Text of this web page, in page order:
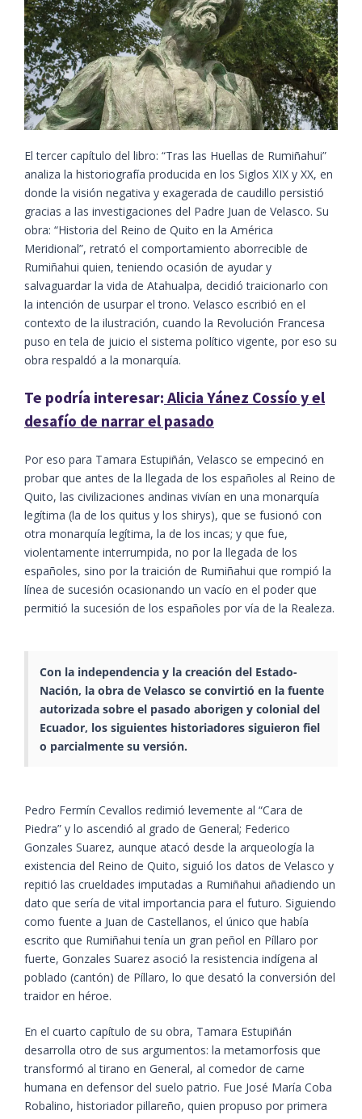
El tercer capítulo del libro: “Tras las Huellas de Rumiñahui”
analiza la historiografía producida en los Siglos XIX y XX, en
donde la visión negativa y exagerada de caudillo persistió
gracias a las investigaciones del Padre Juan de Velasco. Su
obra: “Historia del Reino de Quito en la América
Meridional”, retrató el comportamiento aborrecible de
Rumiñahui quien, teniendo ocasión de ayudar y
salvaguardar la vida de Atahualpa, decidió traicionarlo con
la intención de usurpar el trono. Velasco escribió en el
contexto de la ilustración, cuando la Revolución Francesa
puso en tela de juicio el sistema político vigente, por eso su
obra respaldó a la monarquía.
Te podría interesar: Alicia Yánez Cossío y el
desafío de narrar el pasado
Por eso para Tamara Estupiñán, Velasco se empecinó en
probar que antes de la llegada de los españoles al Reino de
Quito, las civilizaciones andinas vivían en una monarquía
legítima (la de los quitus y los shirys), que se fusionó con
otra monarquía legítima, la de los incas; y que fue,
violentamente interrumpida, no por la llegada de los
españoles, sino por la traición de Rumiñahui que rompió la
línea de sucesión ocasionando un vacío en el poder que
permitió la sucesión de los españoles por vía de la Realeza.
Con la independencia y la creación del Estado-
Nación, la obra de Velasco se convirtió en la fuente
autorizada sobre el pasado aborigen y colonial del
Ecuador, los siguientes historiadores siguieron fiel
o parcialmente su versión.
Pedro Fermín Cevallos redimió levemente al “Cara de
Piedra” y lo ascendió al grado de General; Federico
Gonzales Suarez, aunque atacó desde la arqueología la
existencia del Reino de Quito, siguió los datos de Velasco y
repitió las crueldades imputadas a Rumiñahui añadiendo un
dato que sería de vital importancia para el futuro. Siguiendo
como fuente a Juan de Castellanos, el único que había
escrito que Rumiñahui tenía un gran peñol en Píllaro por
fuerte, Gonzales Suarez asoció la resistencia indígena al
poblado (cantón) de Píllaro, lo que desató la conversión del
traidor en héroe.
En el cuarto capítulo de su obra, Tamara Estupiñán
desarrolla otro de sus argumentos: la metamorfosis que
transformó al tirano en General, al comedor de carne
humana en defensor del suelo patrio. Fue José María Coba
Robalino, historiador pillareño, quien propuso por primera